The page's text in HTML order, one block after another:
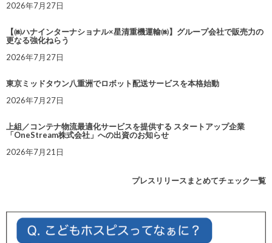
2026年7月27日
【㈱ハナインターナショナル×星清重機運輸㈱】グループ会社で販売力の
更なる強化ねらう
2026年7月27日
東京ミッドタウン八重洲でロボット配送サービスを本格始動
2026年7月27日
上組／コンテナ物流最適化サービスを提供する スタートアップ企業
「OneStream株式会社」への出資のお知らせ
2026年7月21日
プレスリリースまとめてチェック一覧